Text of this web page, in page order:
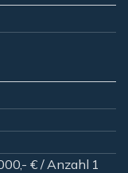
€ / Anzahl 1